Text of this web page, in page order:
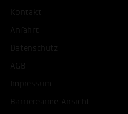
Kontakt
Anfahrt
Datenschutz
AGB
Impressum
Barrierearme Ansicht